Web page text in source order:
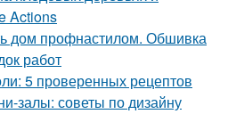
Actions
дом профнастилом. Обшивка
работ
5 проверенных рецептов
залы: советы по дизайну